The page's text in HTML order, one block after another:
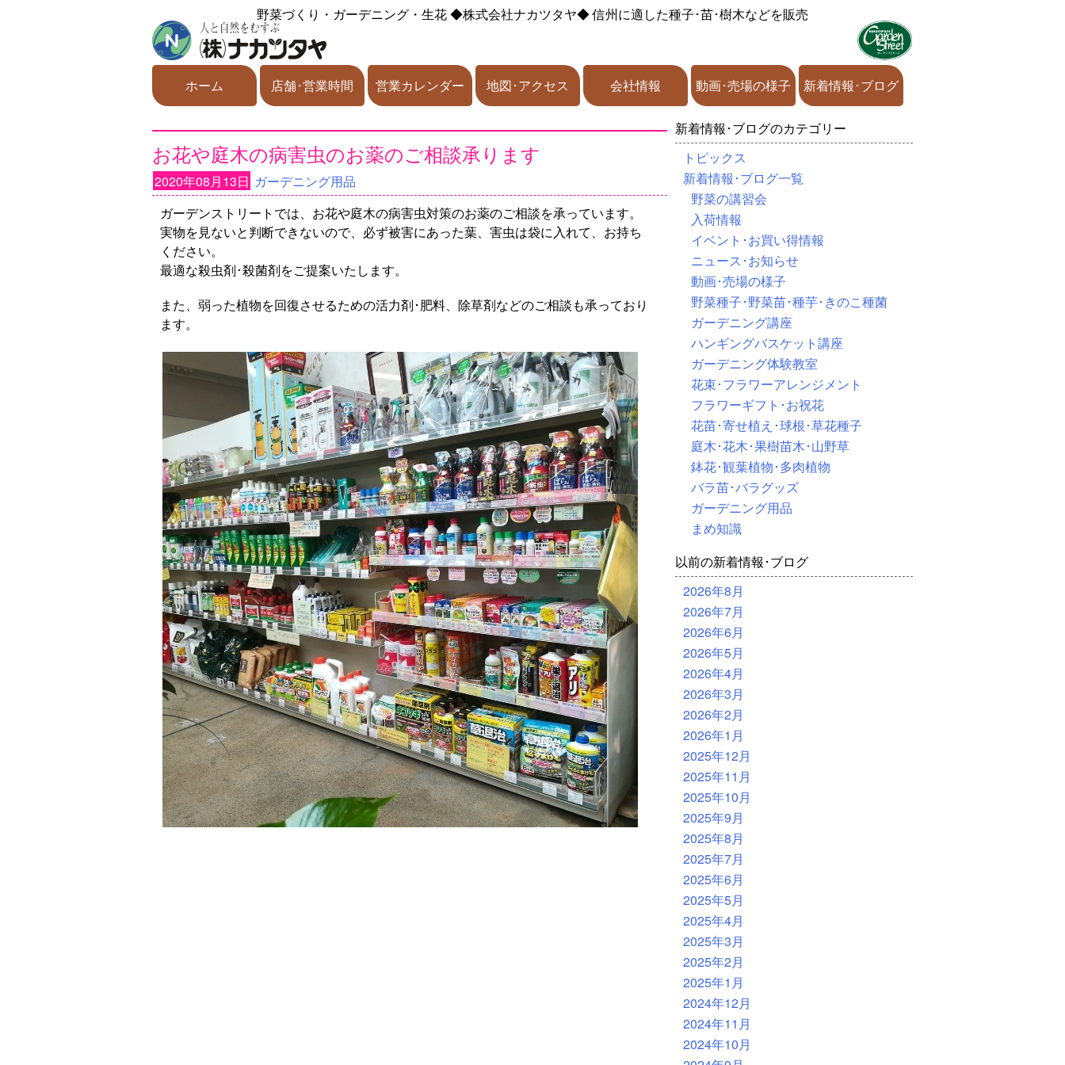
野菜づくり・ガーデニング・生花◆株式会社ナカツタヤ◆信州に適した種子･苗･樹木などを販売
ホーム 店舗･営業時間 営業カレンダー 地図･アクセス 会社情報 動画･売場の様子 新着情報･ブログ
お花や庭木の病害虫のお薬のご相談承ります
2020年08月13日 ガーデニング用品
ガーデンストリートでは、お花や庭木の病害虫対策のお薬のご相談を承っています。
実物を見ないと判断できないので、必ず被害にあった葉、害虫は袋に入れて、お持ち
ください。
最適な殺虫剤･殺菌剤をご提案いたします。
また、弱った植物を回復させるための活力剤･肥料、除草剤などのご相談も承っており
ます。
新着情報･ブログのカテゴリー
トピックス
新着情報･ブログ一覧
野菜の講習会
入荷情報
イベント･お買い得情報
ニュース･お知らせ
動画･売場の様子
野菜種子･野菜苗･種芋･きのこ種菌
ガーデニング講座
ハンギングバスケット講座
ガーデニング体験教室
花束･フラワーアレンジメント
フラワーギフト･お祝花
花苗･寄せ植え･球根･草花種子
庭木･花木･果樹苗木･山野草
鉢花･観葉植物･多肉植物
バラ苗･バラグッズ
ガーデニング用品
まめ知識
以前の新着情報･ブログ
2026年8月
2026年7月
2026年6月
2026年5月
2026年4月
2026年3月
2026年2月
2026年1月
2025年12月
2025年11月
2025年10月
2025年9月
2025年8月
2025年7月
2025年6月
2025年5月
2025年4月
2025年3月
2025年2月
2025年1月
2024年12月
2024年11月
2024年10月